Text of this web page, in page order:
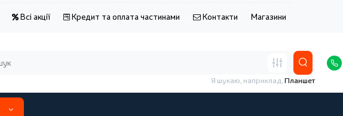
Всі акції Кредит та оплата частинами Контакти Магазини
Я шукаю, наприклад,Планшет